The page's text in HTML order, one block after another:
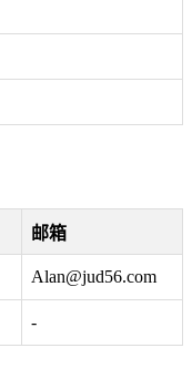
邮箱
Alan@jud56.com
-